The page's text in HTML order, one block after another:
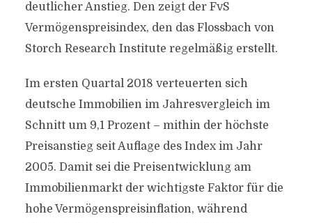
deutlicher Anstieg. Den zeigt der FvS
Vermögenspreisindex, den das Flossbach von
Storch Research Institute regelmäßig erstellt.
Im ersten Quartal 2018 verteuerten sich
deutsche Immobilien im Jahresvergleich im
Schnitt um 9,1 Prozent – mithin der höchste
Preisanstieg seit Auflage des Index im Jahr
2005. Damit sei die Preisentwicklung am
Immobilienmarkt der wichtigste Faktor für die
hohe Vermögenspreisinflation, während